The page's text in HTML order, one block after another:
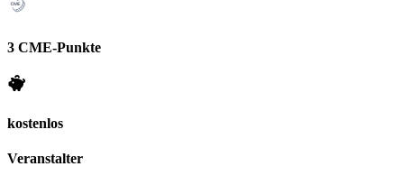
3 CME-Punkte
kostenlos
Veranstalter